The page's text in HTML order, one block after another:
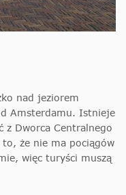
nad jeziorem
Amsterdamu. Istnieje
z Dworca Centralnego
że nie ma pociągów
więc turyści muszą